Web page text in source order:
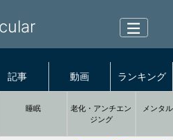
記事 動画 ランキング
睡眠
老化・アンチエン
ジング
メンタ